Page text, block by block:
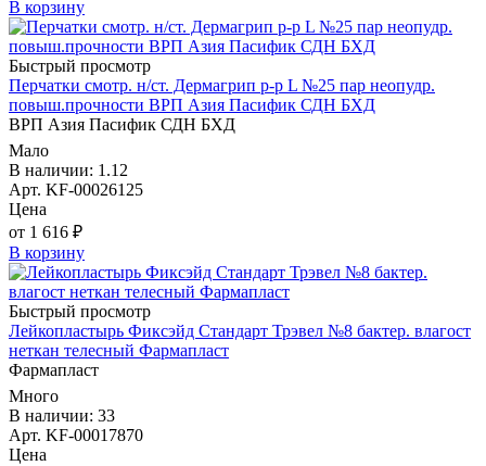
В корзину
Быстрый просмотр
Перчатки смотр. н/ст. Дермагрип р-р L №25 пар неопудр.
повыш.прочности ВРП Азия Пасифик СДН БХД
ВРП Азия Пасифик СДН БХД
Мало
В наличии: 1.12
Арт. KF-00026125
Цена
от 1 616 ₽
В корзину
Быстрый просмотр
Лейкопластырь Фиксэйд Стандарт Трэвел №8 бактер. влагост
неткан телесный Фармапласт
Фармапласт
Много
В наличии: 33
Арт. KF-00017870
Цена